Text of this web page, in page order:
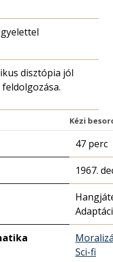
disztópia jól
Kézi
47 perc
1967.
Sci-fi